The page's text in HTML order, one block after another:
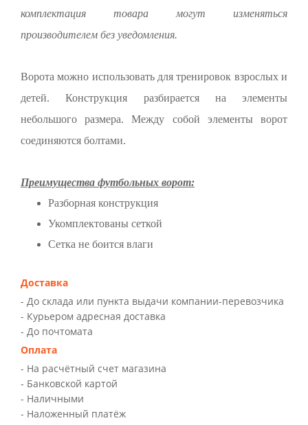
комплектация товара могут изменяться
производителем без уведомления.
Ворота можно использовать для тренировок взрослых и
детей. Конструкция разбирается на элементы
небольшого размера. Между собой элементы ворот
соединяются болтами.
Преимущества футбольных ворот:
Разборная конструкция
Укомплектованы сеткой
Сетка не боится влаги
Доставка
- До склада или пункта выдачи компании-перевозчика
- Курьером адресная доставка
- До почтомата
Оплата
- На расчётный счет магазина
- Банковской картой
- Наличными
- Наложенный платёж